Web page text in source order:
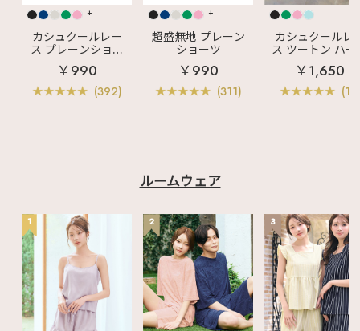
新情報 などなど毎日
更新中🪄 ☞〖
@aimerfeel_official
♡┈┈┈┈┈┈┈┈┈
┈┈┈┈┈┈┈┈┈┈
メフィール #ランジ
メ☑ この投稿の他に
も ・ ランジェリー、
ルームウェアの商品情
報 ・下着にまつわる最
新情報 などなど毎日
更新中🪄 ☞〖
自分へのご褒美 #大人
可愛い #ブラジャー #
イヤー超盛 #吸水速乾
#快適 #美胸 #夏コー
デ #夏ブラ
+
カシュクールレー
ス プレーンショー
ツ
￥990
(392)
+
超盛無地 プレーン
ショーツ
￥990
(311)
カシュクールレ
ス ツートン ハー
バックショーツ
￥1,650
(11)
ルームウェア
1 2 3